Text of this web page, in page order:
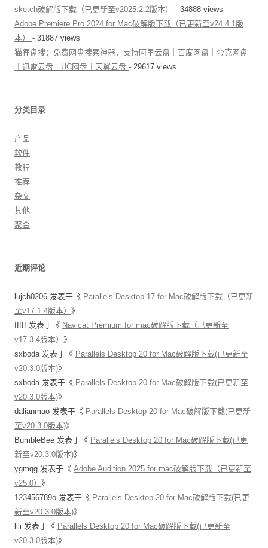
sketch破解版下载（已更新至v2025.2.2版本） - 34888 views
Adobe Premiere Pro 2024 for Mac破解版下载（已更新至v24.4.1版
本） - 31887 views
猫狸盘搜：免费网盘搜索神器，支持阿里云盘｜百度网盘｜夸克网盘
｜迅雷云盘｜UC网盘｜天翼云盘 - 29617 views
分类目录
产品
软件
教程
推荐
杂文
其他
聚合
近期评论
lujch0206 发表于《 Parallels Desktop 17 for Mac破解版下载（已更新
至v17.1.4版本） 》
fffff 发表于《 Navicat Premium for mac破解版下载（已更新至
v17.3.4版本） 》
sxboda发表于《 Parallels Desktop 20 for Mac破解版下载(已更新至
v20.3.0版本)》
sxboda发表于《 Parallels Desktop 20 for Mac破解版下载(已更新至
v20.3.0版本)》
dalianmao 发表于《 Parallels Desktop 20 for Mac破解版下载(已更新
至v20.3.0版本)》
BumbleBee 发表于《 Parallels Desktop 20 for Mac破解版下载(已更
新至v20.3.0版本)》
ygmqg 发表于《 Adobe Audition 2025 for mac破解版下载（已更新至
v25.0） 》
123456789o 发表于《 Parallels Desktop 20 for Mac破解版下载(已更
新至v20.3.0版本)》
lili 发表于《 Parallels Desktop 20 for Mac破解版下载(已更新至
v20.3.0版本)》